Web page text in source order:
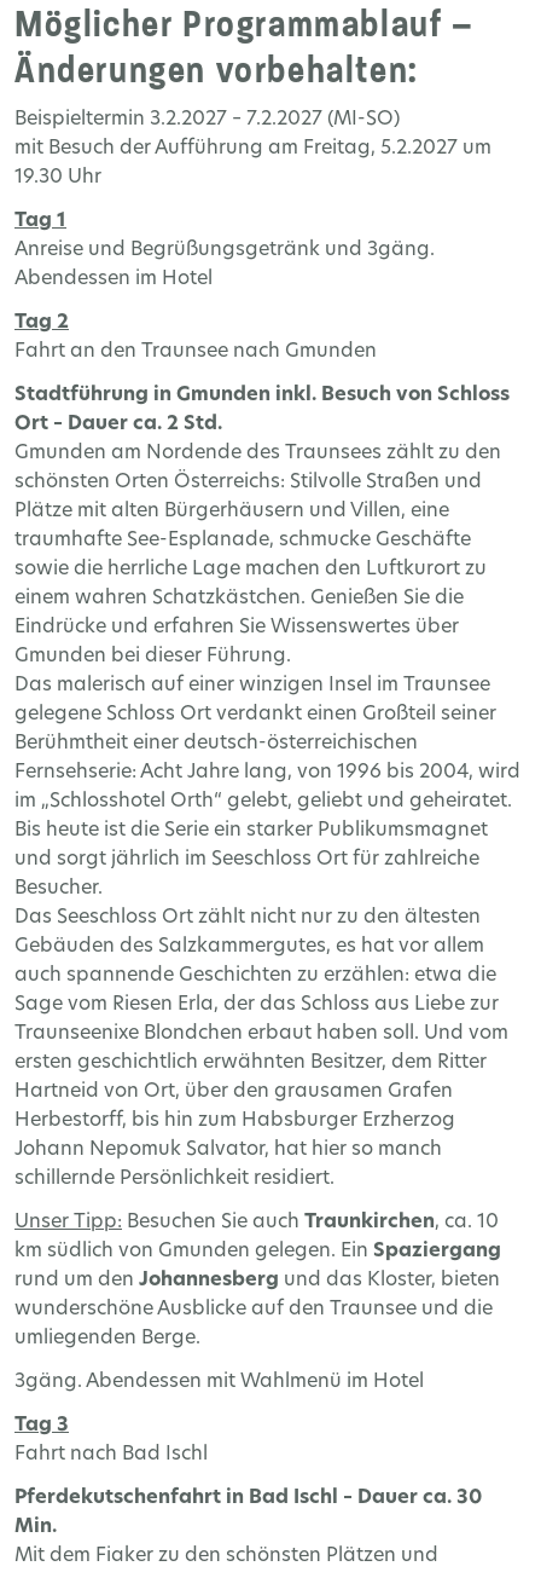
Möglicher Programmablauf –
Änderungen vorbehalten:
Beispieltermin 3.2.2027 – 7.2.2027 (MI-SO)
mit Besuch der Aufführung am Freitag, 5.2.2027 um
19.30 Uhr
Tag 1
Anreise und Begrüßungsgetränk und 3gäng.
Abendessen im Hotel
Tag 2
Fahrt an den Traunsee nach Gmunden
Stadtführung in Gmunden inkl. Besuch von Schloss
Ort – Dauer ca. 2 Std.
Gmunden am Nordende des Traunsees zählt zu den
schönsten Orten Österreichs: Stilvolle Straßen und
Plätze mit alten Bürgerhäusern und Villen, eine
traumhafte See-Esplanade, schmucke Geschäfte
sowie die herrliche Lage machen den Luftkurort zu
einem wahren Schatzkästchen. Genießen Sie die
Eindrücke und erfahren Sie Wissenswertes über
Gmunden bei dieser Führung.
Das malerisch auf einer winzigen Insel im Traunsee
gelegene Schloss Ort verdankt einen Großteil seiner
Berühmtheit einer deutsch-österreichischen
Fernsehserie: Acht Jahre lang, von 1996 bis 2004, wird
im „Schlosshotel Orth“ gelebt, geliebt und geheiratet.
Bis heute ist die Serie ein starker Publikumsmagnet
und sorgt jährlich im Seeschloss Ort für zahlreiche
Besucher.
Das Seeschloss Ort zählt nicht nur zu den ältesten
Gebäuden des Salzkammergutes, es hat vor allem
auch spannende Geschichten zu erzählen: etwa die
Sage vom Riesen Erla, der das Schloss aus Liebe zur
Traunseenixe Blondchen erbaut haben soll. Und vom
ersten geschichtlich erwähnten Besitzer, dem Ritter
Hartneid von Ort, über den grausamen Grafen
Herbestorff, bis hin zum Habsburger Erzherzog
Johann Nepomuk Salvator, hat hier so manch
schillernde Persönlichkeit residiert.
Unser Tipp: Besuchen Sie auch Traunkirchen, ca. 10
km südlich von Gmunden gelegen. Ein Spaziergang
rund um den Johannesberg und das Kloster, bieten
wunderschöne Ausblicke auf den Traunsee und die
umliegenden Berge.
3gäng. Abendessen mit Wahlmenü im Hotel
Tag 3
Fahrt nach Bad Ischl
Pferdekutschenfahrt in Bad Ischl – Dauer ca. 30
Min.
Mit dem Fiaker zu den schönsten Plätzen und